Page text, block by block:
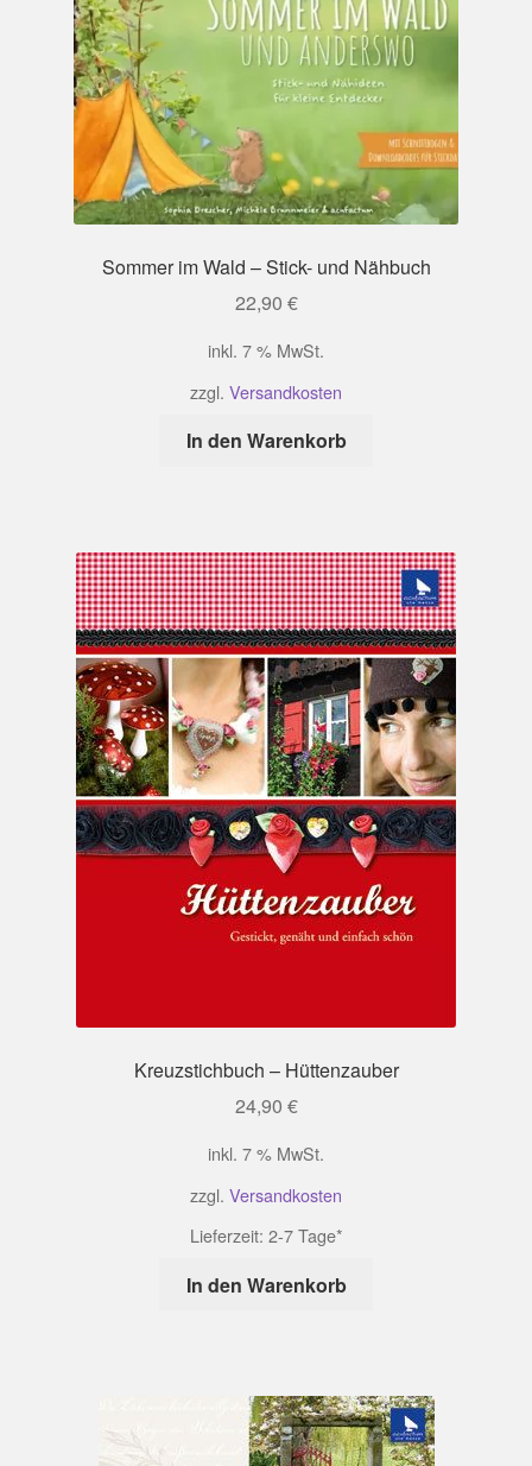
Sommer im Wald – Stick- und Nähbuch
22,90 €
inkl. 7 % MwSt.
zzgl. Versandkosten
In den Warenkorb
Kreuzstichbuch – Hüttenzauber
24,90 €
inkl. 7 % MwSt.
zzgl. Versandkosten
Lieferzeit: 2-7 Tage*
In den Warenkorb